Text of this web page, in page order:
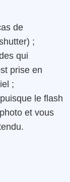
de
;
qui
prise en
;
puisque le flash
et vous